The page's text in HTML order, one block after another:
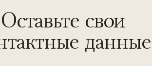
Оставьте свои
данные